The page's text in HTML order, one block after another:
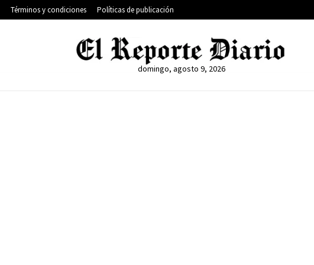
Términos y condiciones Políticas de publicación
domingo, agosto 9, 2026